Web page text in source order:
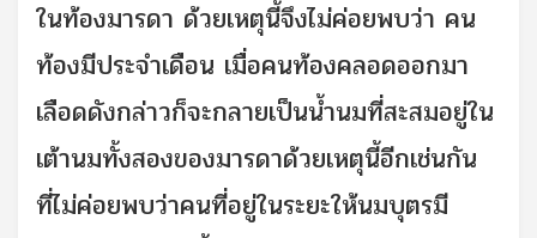
ในท้องมารดา ด้วยเหตุนี้จึงไม่ค่อยพบว่า คน
ท้องมีประจำเดือน เมื่อคนท้องคลอดออกมา
เลือดดังกล่าวก็จะกลายเป็นน้ำนมที่สะสมอยู่ใน
เต้านมทั้งสองของมารดาด้วยเหตุนี้อีกเช่นกัน
ที่ไม่ค่อยพบว่าคนที่อยู่ในระยะให้นมบุตรมี